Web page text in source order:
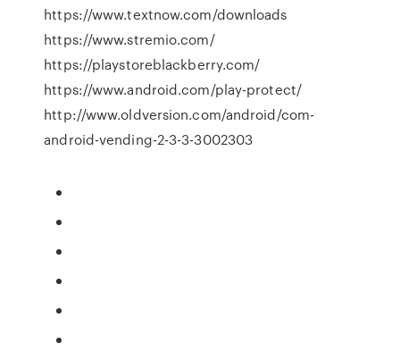
https://www.textnow.com/downloads
https://www.stremio.com/
https://playstoreblackberry.com/
https://www.android.com/play-protect/
http://www.oldversion.com/android/com-
android-vending-2-3-3-3002303